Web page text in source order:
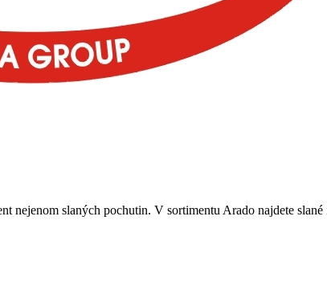
nejenom slaných pochutin. V sortimentu Arado najdete